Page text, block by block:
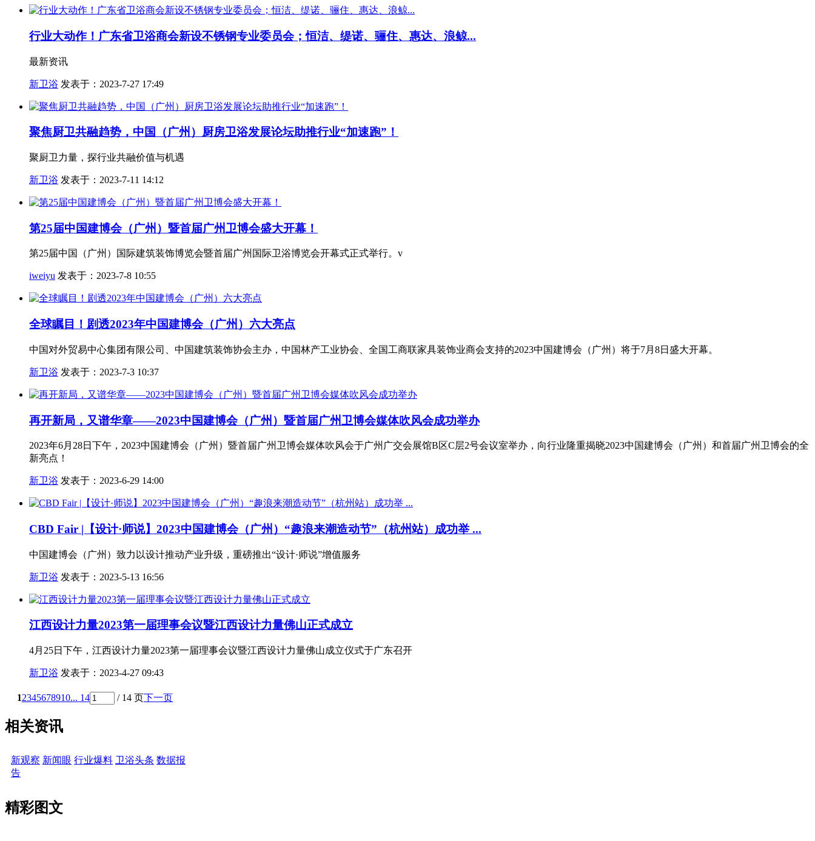
行业大动作！广东省卫浴商会新设不锈钢专业委员会；恒洁、缇诺、骊住、惠达、浪鲸...
最新资讯
新卫浴 发表于：2023-7-27 17:49
聚焦厨卫共融趋势，中国（广州）厨房卫浴发展论坛助推行业“加速跑”！
聚厨卫力量，探行业共融价值与机遇
新卫浴 发表于：2023-7-11 14:12
第25届中国建博会（广州）暨首届广州卫博会盛大开幕！
第25届中国（广州）国际建筑装饰博览会暨首届广州国际卫浴博览会开幕式正式举行。v
iweiyu 发表于：2023-7-8 10:55
全球瞩目！剧透2023年中国建博会（广州）六大亮点
中国对外贸易中心集团有限公司、中国建筑装饰协会主办，中国林产工业协会、全国工商联家具装饰业商会支持的2023中国建博会（广州）将于7月8日盛大开幕。
新卫浴 发表于：2023-7-3 10:37
再开新局，又谱华章——2023中国建博会（广州）暨首届广州卫博会媒体吹风会成功举办
2023年6月28日下午，2023中国建博会（广州）暨首届广州卫博会媒体吹风会于广州广交会展馆B区C层2号会议室举办，向行业隆重揭晓2023中国建博会（广州）和首届广州卫博会的全
新亮点！
新卫浴 发表于：2023-6-29 14:00
CBD Fair |【设计·师说】2023中国建博会（广州）“趣浪来潮造动节”（杭州站）成功举 ...
中国建博会（广州）致力以设计推动产业升级，重磅推出“设计·师说”增值服务
新卫浴 发表于：2023-5-13 16:56
江西设计力量2023第一届理事会议暨江西设计力量佛山正式成立
4月25日下午，江西设计力量2023第一届理事会议暨江西设计力量佛山成立仪式于广东召开
新卫浴 发表于：2023-4-27 09:43
12345678910... 14 / 14 页下一页
相关资讯
新观察 新闻眼 行业爆料 卫浴头条 数据报
告
精彩图文